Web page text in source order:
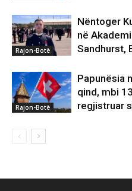
Rajon-Botë
Nëntoger
në
Sandhurst,
Rajon-Botë
Papunësia
qind, mbi
regjistruar